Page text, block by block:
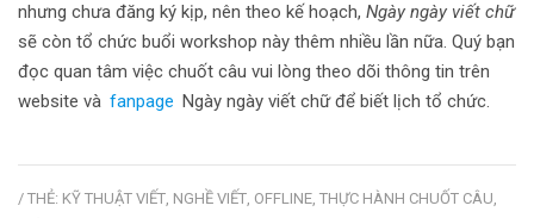
nhưng chưa đăng ký kịp, nên theo kế hoạch, Ngày ngày viết chữ
sẽ còn tổ chức buổi workshop này thêm nhiều lần nữa. Quý bạn
đọc quan tâm việc chuốt câu vui lòng theo dõi thông tin trên
website và fanpage Ngày ngày viết chữ để biết lịch tổ chức.
/ THẺ: KỸ THUẬT VIẾT, NGHỀ VIẾT, OFFLINE, THỰC HÀNH CHUỐT CÂU,